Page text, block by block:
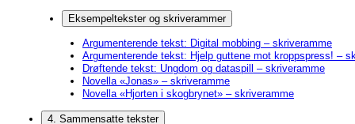
Eksempeltekster og skriverammer
Argumenterende tekst: Digital mobbing – skriveramme
Argumenterende tekst: Hjelp guttene mot kroppspress! –
Drøftende tekst: Ungdom og dataspill – skriveramme
Novella «Jonas» – skriveramme
Novella «Hjorten i skogbrynet» – skriveramme
4. Sammensatte tekster